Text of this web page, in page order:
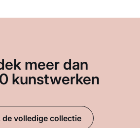
meer dan
kunstwerken
de volledige collectie